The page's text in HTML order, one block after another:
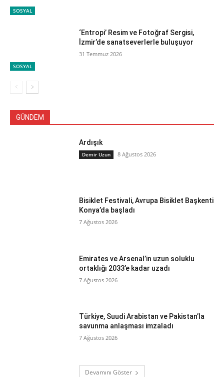
SOSYAL
SOSYAL
‘Entropi’ Resim ve Fotoğraf Sergisi,
İzmir’de sanatseverlerle buluşuyor
31 Temmuz 2026
GÜNDEM
Ardışık
Demir Uzun 8 Ağustos 2026
Bisiklet Festivali, Avrupa Bisiklet Başkenti
Konya’da başladı
7 Ağustos 2026
Emirates ve Arsenal’in uzun soluklu
ortaklığı 2033’e kadar uzadı
7 Ağustos 2026
Türkiye, Suudi Arabistan ve Pakistan’la
savunma anlaşması imzaladı
7 Ağustos 2026
Devamını Göster